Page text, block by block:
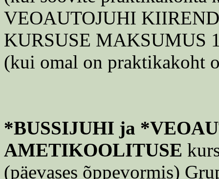
VEOAUTOJUHI
KURSUSE MAKSUMUS
(kui omal on praktikakoht
*BUSSIJUHI ja
AMETIKOOLITUSE
(päevases õppevormis)